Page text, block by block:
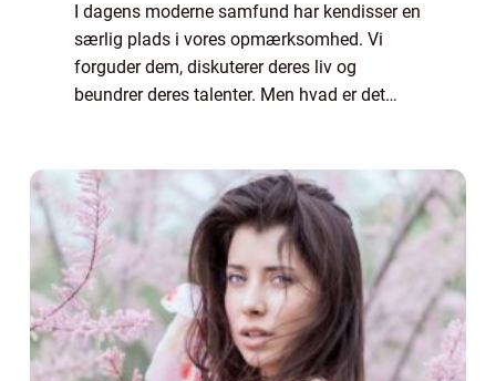
I dagens moderne samfund har kendisser en
særlig plads i vores opmærksomhed. Vi
forguder dem, diskuterer deres liv og
beundrer deres talenter. Men hvad er det
fænomenet udvikl...